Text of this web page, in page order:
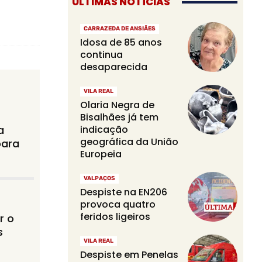
o
CARRAZEDA DE ANSIÃES
Idosa de 85 anos
continua
desaparecida
VILA REAL
Olaria Negra de
Bisalhães já tem
indicação
geográfica da União
Europeia
VALPAÇOS
Despiste na EN206
provoca quatro
feridos ligeiros
VILA REAL
Despiste em Penelas